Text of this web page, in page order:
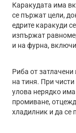
Каракудата има
се пържат цели,
едрите каракуди
изпържат
и на фурна,
Риба от
на тиня. При
улова нерядко
промиване,
хладилник и да се